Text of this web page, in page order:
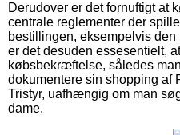
Derudover er det fornuftigt at
centrale reglementer der
bestillingen, eksempelvis den
er det desuden essesentielt,
købsbekræftelse, således
dokumentere sin shopping af
Tristyr, uafhængig om man
dame.